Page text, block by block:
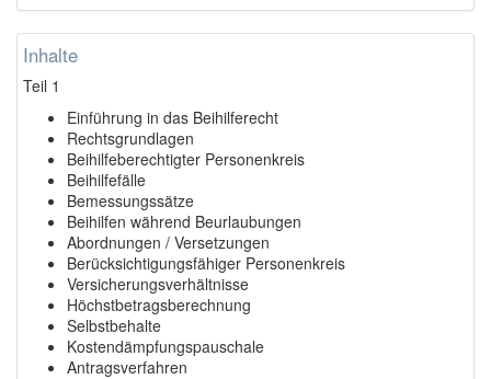
Inhalte
Teil 1
Einführung in das Beihilferecht
Rechtsgrundlagen
Beihilfeberechtigter Personenkreis
Beihilfefälle
Bemessungssätze
Beihilfen während Beurlaubungen
Abordnungen / Versetzungen
Berücksichtigungsfähiger Personenkreis
Versicherungsverhältnisse
Höchstbetragsberechnung
Selbstbehalte
Kostendämpfungspauschale
Antragsverfahren